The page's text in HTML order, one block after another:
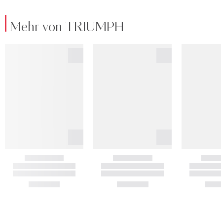
Mehr von TRIUMPH